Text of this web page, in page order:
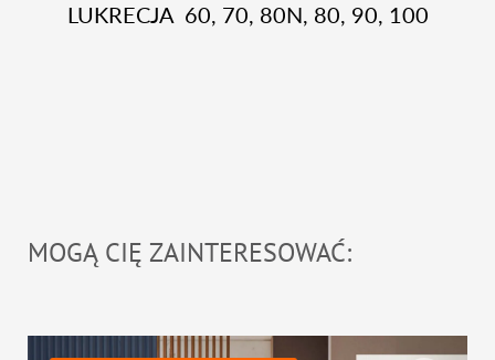
LUKRECJA 60, 70, 80N, 80, 90, 100
MOGĄ CIĘ ZAINTERESOWAĆ: